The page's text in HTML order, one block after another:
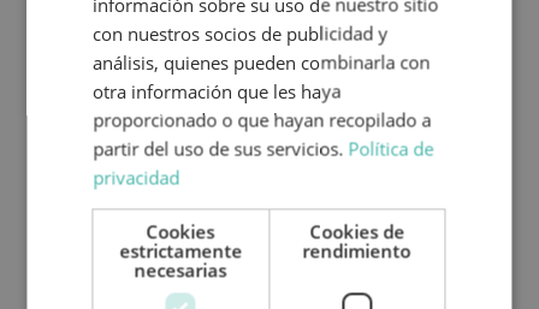
B1 con al menos 2 años de antigüedad
con nuestros socios de publicidad y
análisis, quienes pueden combinarla con
otra información que les haya
proporcionado o que hayan recopilado a
partir del uso de sus servicios. Política de
privacidad
Cookies
estrictamente
necesarias
Cookies de
rendimiento